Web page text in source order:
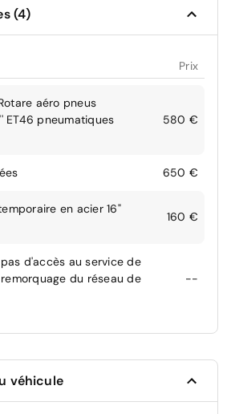
(4)
Prix
aéro pneus
ET46 pneumatiques
580 €
650 €
en acier 16"
160 €
d'accès au service de
du réseau de
--
véhicule